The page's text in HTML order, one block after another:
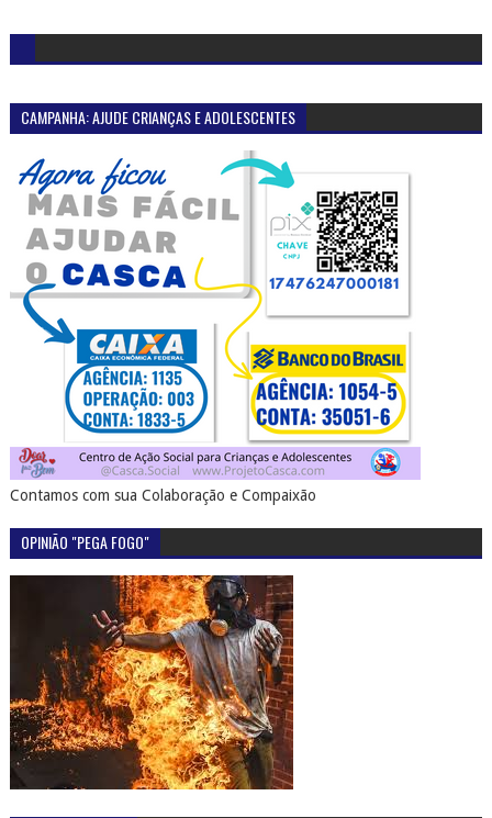
CAMPANHA: AJUDE CRIANÇAS E ADOLESCENTES
Contamos com sua Colaboração e Compaixão
OPINIÃO "PEGA FOGO"